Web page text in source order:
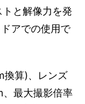
と解像力を発
アでの使用で
換算)、レンズ
最大撮影倍率